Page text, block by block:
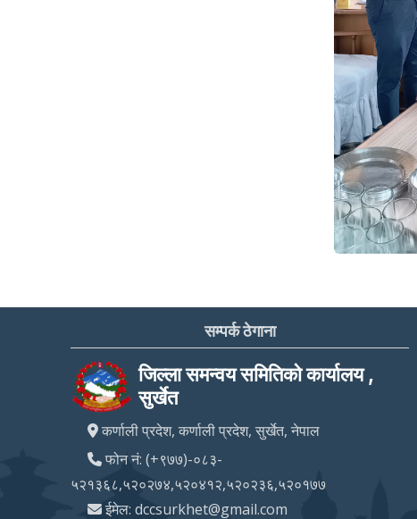
सम्पर्क ठेगाना
जिल्ला समन्वय समितिको कार्यालय ,
सुर्खेत
कर्णाली प्रदेश, कर्णाली प्रदेश, सुर्खेत, नेपाल
फोन नं: (+९७७)-०८३-
५२१३६८,५२०२७४,५२०४१२,५२०२३६,५२०१७७
ईमेल: dccsurkhet@gmail.com